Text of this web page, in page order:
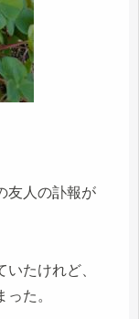
友人の訃報が
たけれど、
た。